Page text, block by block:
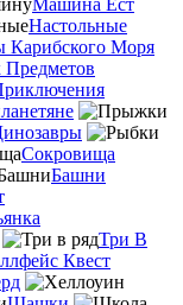
Настольные
Карибского Моря
Сокровища
Башни
Три В
Квест